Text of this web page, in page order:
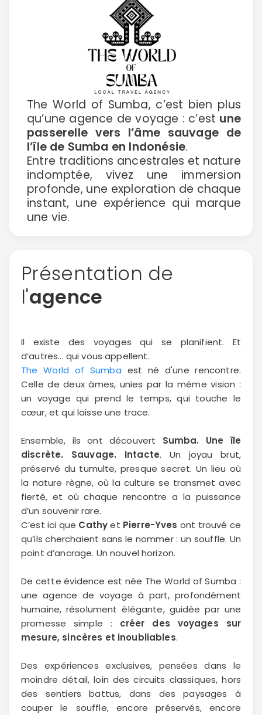
The World of Sumba, c’est bien plus
qu’une agence de voyage : c’est une
passerelle vers l’âme sauvage de
l’île de Sumba en Indonésie.
Entre traditions ancestrales et nature
indomptée, vivez une immersion
profonde, une exploration de chaque
instant, une expérience qui marque
une vie.
Présentation de
l'agence
Il existe des voyages qui se planifient. Et
d’autres... qui vous appellent.
The World of Sumba est né d'une rencontre.
Celle de deux âmes, unies par la même vision :
un voyage qui prend le temps, qui touche le
cœur, et qui laisse une trace.
Ensemble, ils ont découvert Sumba. Une île
discrète. Sauvage. Intacte. Un joyau brut,
préservé du tumulte, presque secret. Un lieu où
la nature règne, où la culture se transmet avec
fierté, et où chaque rencontre a la puissance
d’un souvenir rare.
C’est ici que Cathyet Pierre-Yves ont trouvé ce
qu’ils cherchaient sans le nommer : un souffle. Un
point d’ancrage. Un nouvel horizon.
De cette évidence est née The World of Sumba :
une agence de voyage à part, profondément
humaine, résolument élégante, guidée par une
promesse simple : créer des voyages sur
mesure, sincères et inoubliables.
Des expériences exclusives, pensées dans le
moindre détail, loin des circuits classiques, hors
des sentiers battus, dans des paysages à
couper le souffle, encore préservés, encore